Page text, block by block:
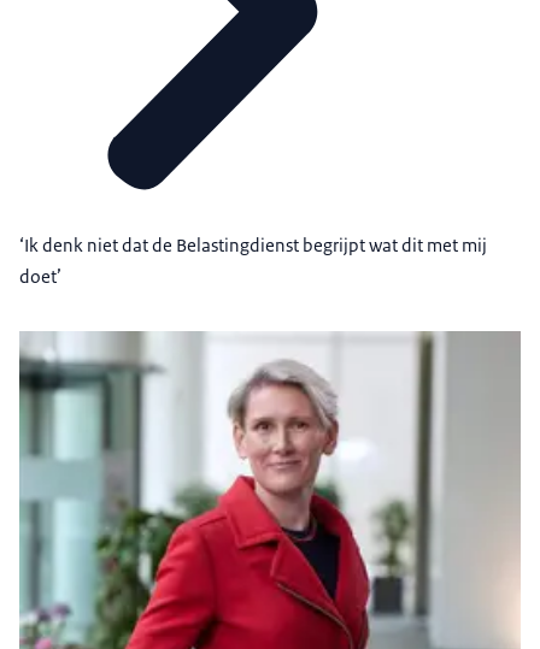
‘Ik denk niet dat de Belastingdienst begrijpt wat dit met mij
doet’